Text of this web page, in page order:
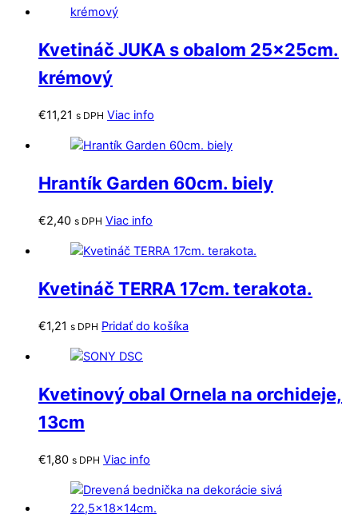
Kvetináč JUKA s obalom 25x25cm.
krémový
€11,21 s DPH Viac info
Hrantík Garden 60cm. biely
€2,40 s DPH Viac info
Kvetináč TERRA 17cm. terakota.
€1,21 s DPH Pridať do košíka
Kvetinový obal Ornela na orchideje,
13cm
€1,80 s DPH Viac info